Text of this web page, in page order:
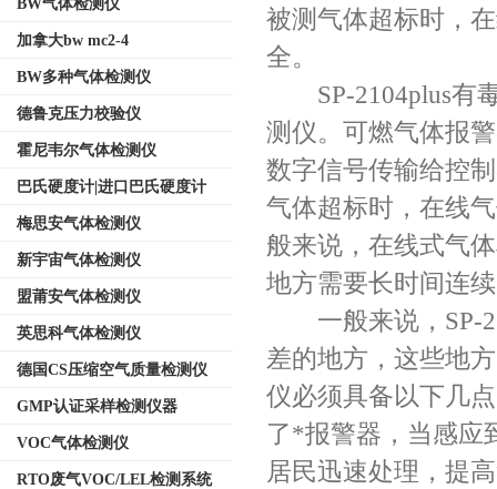
BW气体检测仪
加拿大bw mc2-4
BW多种气体检测仪
德鲁克压力校验仪
霍尼韦尔气体检测仪
巴氏硬度计|进口巴氏硬度计
梅思安气体检测仪
新宇宙气体检测仪
盟莆安气体检测仪
英思科气体检测仪
德国CS压缩空气质量检测仪
GMP认证采样检测仪器
VOC气体检测仪
RTO废气VOC/LEL检测系统
被测气体超标时，
全。
SP-2104plus有毒
测仪。可燃气体报
数字信号传输给控
气体超标时，在线
般来说，在线式气
地方需要长时间连
一般来说，SP-
差的地方，这些地
仪必须具备以下几
了*报警器，当感应
居民迅速处理，提